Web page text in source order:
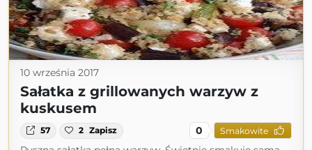
10 września 2017
Sałatka z grillowanych warzyw z
kuskusem
57 2 Zapisz 0 Smakowite